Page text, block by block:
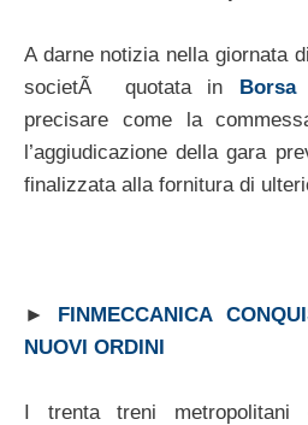
A darne notizia nella giornata
societÃ quotata in Borsa
precisare come la
l’aggiudicazione della gara
finalizzata alla fornitura di
► FINMECCANICA
NUOVI ORDINI
I trenta treni metropolitani